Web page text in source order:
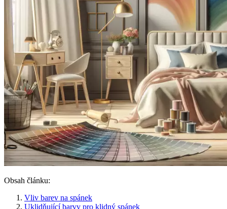
Obsah článku:
Vliv barev na spánek
Uklidňující barvy pro klidný spánek